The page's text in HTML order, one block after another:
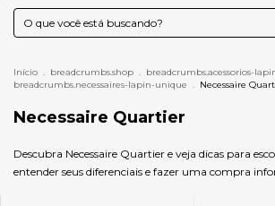
Início . breadcrumbs.shop . breadcrumbs.acessorios-
breadcrumbs.necessaires-lapin-unique . Necessaire
Necessaire Quartier
Descubra Necessaire Quartier e veja dicas para
entender seus diferenciais e fazer uma compra